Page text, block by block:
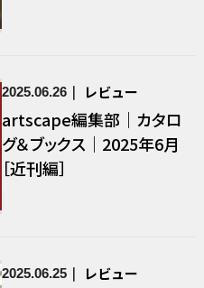
2025.06.26 レビュー
artscape編集部｜カタロ
グ＆ブックス｜2025年6月
［近刊編］
2025.06.25 レビュー